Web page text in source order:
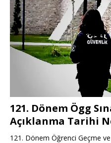
121. Dönem Ögg
Açıklanma Tarihi
121. Dönem Öğrenci Geçme ve